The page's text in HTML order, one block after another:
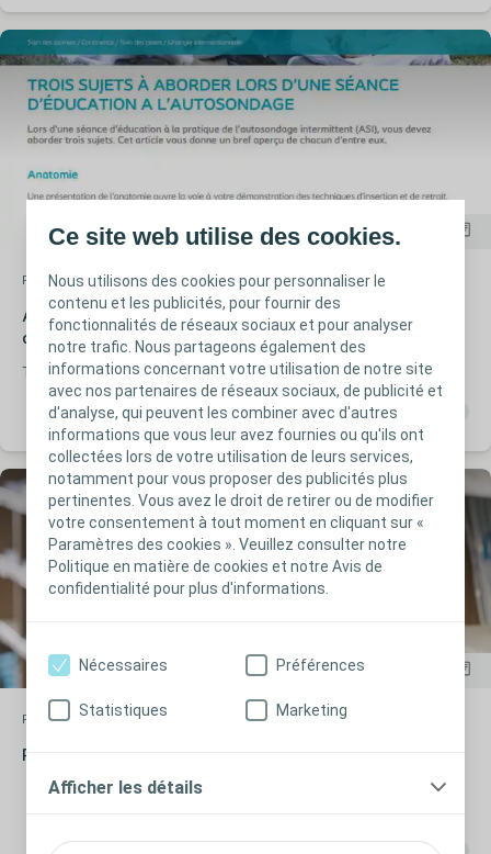
Ce site web utilise des cookies.
Nous utilisons des cookies pour personnaliser le
contenu et les publicités, pour fournir des
fonctionnalités de réseaux sociaux et pour analyser
notre trafic. Nous partageons également des
informations concernant votre utilisation de notre site
avec nos partenaires de réseaux sociaux, de publicité et
d'analyse, qui peuvent les combiner avec d'autres
informations que vous leur avez fournies ou qu'ils ont
collectées lors de votre utilisation de leurs services,
notamment pour vous proposer des publicités plus
pertinentes. Vous avez le droit de retirer ou de modifier
votre consentement à tout moment en cliquant sur «
Paramètres des cookies ». Veuillez consulter notre
Politique en matière de cookies et notre Avis de
confidentialité pour plus d'informations.
Nécessaires Préférences
Statistiques Marketing
Afficher les détails
Rétention urinaire Lecture rapide
Article 4 | Trois sujets à aborder lors d'une séance
d'éducation à l'autosondage
TROIS SUJETS À ABORDER LORS D'UNE SÉANCE D’ÉDUCATION A
L'AUTOSONDAGE
Rétention urinaire Preuve clinique
Preuves scientifiques